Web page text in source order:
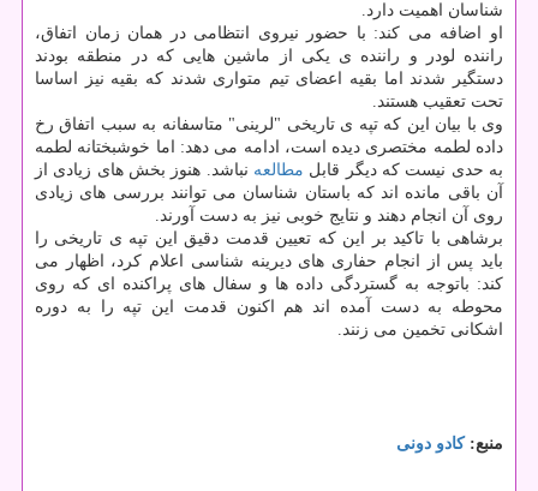
شناسان اهمیت دارد.
او اضافه می كند: با حضور نیروی انتظامی در همان زمان اتفاق،
راننده لودر و راننده ی یكی از ماشین هایی كه در منطقه بودند
دستگیر شدند اما بقیه اعضای تیم متواری شدند كه بقیه نیز اساسا
تحت تعقیب هستند.
وی با بیان این كه تپه ی تاریخی "لرینی" متاسفانه به سبب اتفاق رخ
داده لطمه مختصری دیده است، ادامه می دهد: اما خوشبختانه لطمه
به حدی نیست كه دیگر قابل مطالعه نباشد. هنوز بخش های زیادی از
آن باقی مانده اند كه باستان شناسان می توانند بررسی های زیادی
روی آن انجام دهند و نتایج خوبی نیز به دست آورند.
برشاهی با تاكید بر این كه تعیین قدمت دقیق این تپه ی تاریخی را
باید پس از انجام حفاری های دیرینه شناسی اعلام كرد، اظهار می
كند: باتوجه به گستردگی داده ها و سفال های پراكنده ای كه روی
محوطه به دست آمده اند هم اكنون قدمت این تپه را به دوره
اشكانی تخمین می زنند.
منبع:كادو دونی